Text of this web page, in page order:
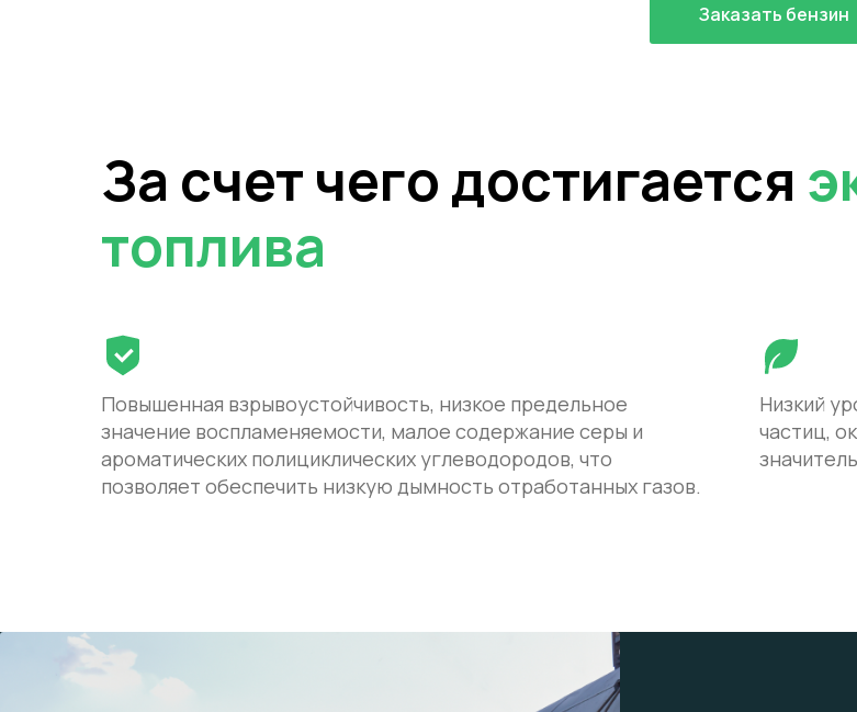
Заказать бензин
За счет чего достигается
топлива
Повышенная взрывоустойчивость, низкое предельное
значение воспламеняемости, малое содержание серы и
ароматических полициклических углеводородов, что
позволяет обеспечить низкую дымность отработанных газов.
Низкий
частиц,